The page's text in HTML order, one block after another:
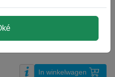
2 DAGEN
(€ 6,60 excl)
In winkelwagen